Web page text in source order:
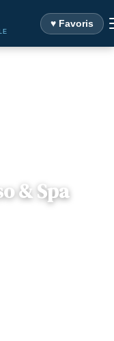
♥ Favoris
& Spa